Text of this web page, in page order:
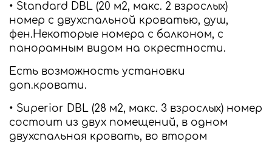
• Standard DBL (20 м2, макс. 2 взрослых)
номер с двухспальной кроватью, душ,
фен.Некоторые номера с балконом, с
панорамным видом на окрестности.
Есть возможность установки
доп.кровати.
• Superior DBL (28 м2, макс. 3 взрослых) номер
состоит из двух помещений, в одном
двухспальная кровать, во втором